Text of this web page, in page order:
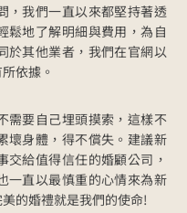
，我們一直以來都堅持著透
鬆地了解明細與費用，為自
於其他業者，我們在官網以
依據。
需要自己埋頭摸索，這樣不
壞身體，得不償失。建議新
交給值得信任的婚顧公司，
一直以最慎重的心情來為新
的婚禮就是我們的使命!